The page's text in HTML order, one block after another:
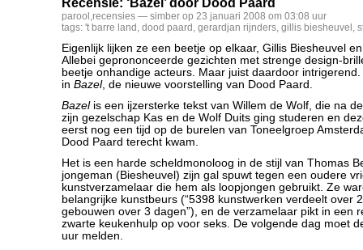
parool ,recensies — simber op 23 januari 2008 om 03:08 uur
tags: 't barre land , dood paard , gerardjan rijnders, gillis biesheuvel ,
Eigenlijk lijken ze een beetje op elkaar, Gillis Biesheuvel
Allebei geprononceerde gezichten met strenge design-
beetje onhandige acteurs. Maar juist daardoor
in Bazel, de nieuwe voorstelling van Dood Paard.
Bazelis een ijzersterke tekst van Willem de Wolf, die na
zijn gezelschap Kas en de Wolf Duits ging studeren en
eerst nog een tijd op de burelen van Toneelgroep
Dood Paard terecht kwam.
Het is een harde scheldmonoloog in de stijl van Thomas
jongeman (Biesheuvel) zijn gal spuwt tegen een oudere
kunstverzamelaar die hem als loopjongen gebruikt. Ze
belangrijke kunstbeurs (“5398 kunstwerken verdeelt over
gebouwen over 3 dagen”), en de verzamelaar pikt in een
zwarte keukenhulp op voor seks. De volgende dag moet
uur melden.